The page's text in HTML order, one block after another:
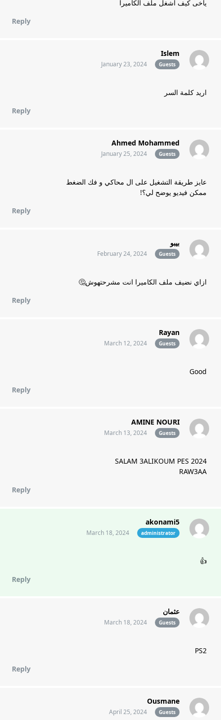
ياخى كيف اشغل ملف الكاميرا
Reply
Islem
Guests
January 23, 2024
اريد كلمة السر
Reply
Ahmed Mohammed
Guests
January 25, 2024
عايز طريقة التشغيل على ال محاكي و فك الضغط
ممكن فيديو يوضح لي؟!
Reply
بيبو
Guests
February 24, 2024
ازاي نضيف ملف الكاميرا انت مشرحتهوش🤔
Reply
Rayan
Guests
March 12, 2024
Good
Reply
AMINE NOURI
Guests
March 13, 2024
SALAM 3ALIKOUM PES 2024
RAW3AA
Reply
akonami5
administrator
March 18, 2024
👍
Reply
عثمان
Guests
March 18, 2024
PS2
Reply
Ousmane
Guests
April 25, 2024